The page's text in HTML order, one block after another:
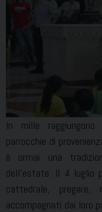
In mille
parrocchie di
è ormai una
dell’estate. Il 4 luglio
cattedrale,
accompagnati dai loro